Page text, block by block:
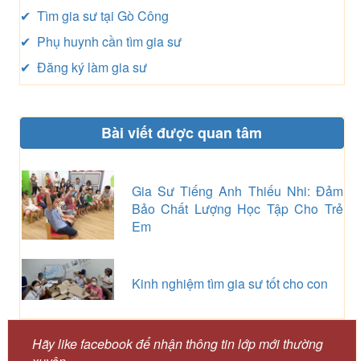
✔ Tìm gia sư tại Gò Công
✔ Phụ huynh cần tìm gia sư
✔ Đăng ký làm gia sư
Bài viết được quan tâm
Gia Sư Tiếng Anh Thiếu Nhi: Đảm
Bảo Chất Lượng Học Tập Cho Trẻ
Em
Kinh nghiệm tìm gia sư tốt cho con
Hãy like facebook để nhận thông tin lớp mới thường